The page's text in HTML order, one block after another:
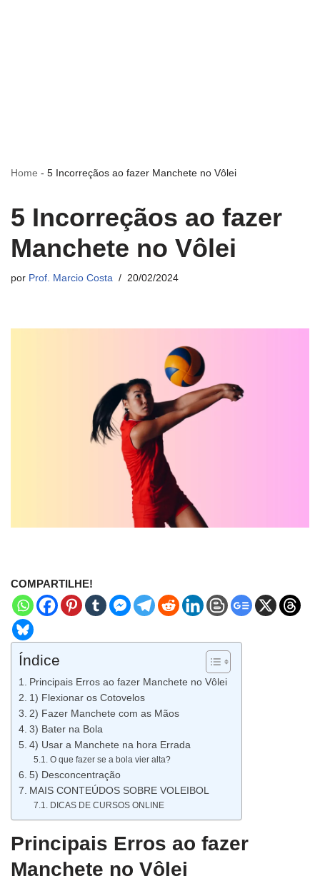
Home - 5 Incorreçãos ao fazer Manchete no Vôlei
5 Incorreçãos ao fazer
Manchete no Vôlei
por Prof. Marcio Costa 20/02/2024
COMPARTILHE!
Índice
Principais Erros ao fazer Manchete no Vôlei
1) Flexionar os Cotovelos
2) Fazer Manchete com as Mãos
3) Bater na Bola
4) Usar a Manchete na hora Errada
O que fazer se a bola vier alta?
5) Desconcentração
MAIS CONTEÚDOS SOBRE VOLEIBOL
DICAS DE CURSOS ONLINE
Principais Erros ao fazer
Manchete no Vôlei